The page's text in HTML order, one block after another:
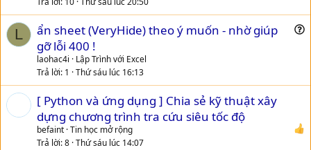
      { Unload DLL }
      FreeLibrary(LibHandle);
    end).Start;
end;
7/ Hình ảnh sau khi load Form lên Addins như sau
View attachment 261853
8/ Toàn bộ mã nguồn Addins + SQLBuilderLibrary.dll
t
i
L
t
ẩn sheet (VeryHide) theo ý muốn - nhờ giúp
gỡ lỗi 400 !
laohac4i
Lập Trình với Excel
Trả lời 1 Thứ sáu lúc 16:13
[ Python và ứng dụng ] Chia sẻ kỹ thuật xây
dựng chương trình tra cứu siêu tốc độ
befaint Tin học mở rộng
Trả lời 8 Thứ sáu lúc 14:07